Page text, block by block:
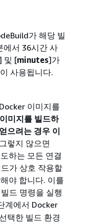
가 해당 빌
에서 36시간 사
및 [minutes]가
사용됩니다.
이미지를
미지를 빌드하
으려는 경우 이
렇지 않으면
하는 모든 연결
가 상호 작용할
야 합니다. 이를
드 명령을 실행
계에서 Docker
택한 빌드 환경